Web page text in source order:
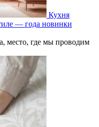
Кухня
— года новинки
место, где мы проводим